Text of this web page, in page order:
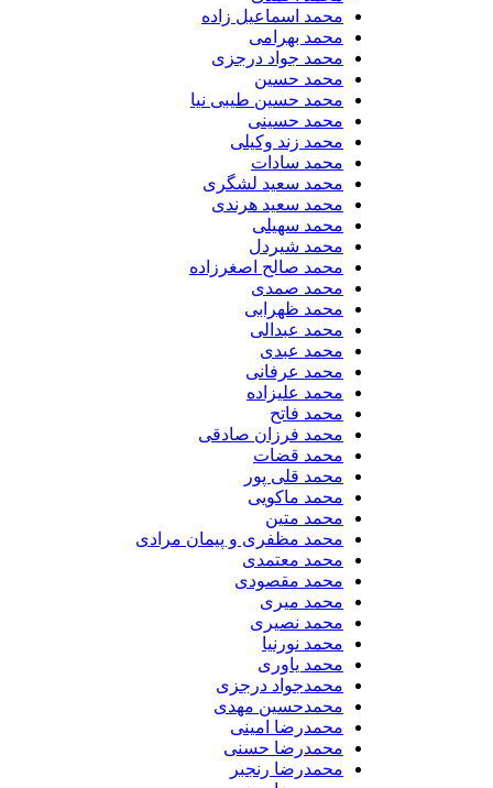
محمد اسماعیل زاده
محمد بهرامی
محمد جواد درجزی
محمد حسین
محمد حسین طیبی نیا
محمد حسینی
محمد زند وکیلی
محمد سادات
محمد سعید لشگری
محمد سعید هرندی
محمد سهیلی
​محمد شیردل
محمد صالح اصغرزاده
محمد صمدی
محمد ظهرابی
محمد عبدالی
محمد عبدی
محمد عرفانی
محمد علیزاده
محمد فاتح
محمد فرزان صادقی
محمد قضات
محمد قلی پور
محمد ماکویی
محمد متین
محمد مظفری و پیمان مرادی
محمد معتمدی
محمد مقصودی
محمد میری
محمد نصیری
محمد نورنیا
محمد یاوری
محمدجواد درجزی
محمدحسین مهدی
محمدرضا امینی
محمدرضا حسنی
محمدرضا رنجبر